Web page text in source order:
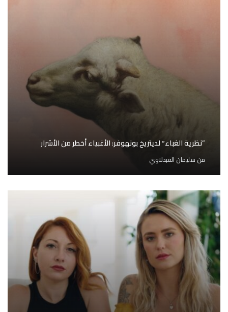
”نظرية الغباء“ لديتريخ بونهوفر: الأغبياء أخطر من الأشرار
من سليمان العبدلاوي